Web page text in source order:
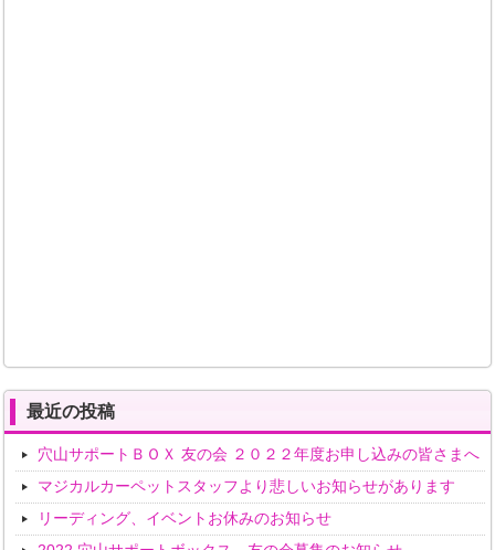
最近の投稿
穴山サポートＢＯＸ 友の会 ２０２２年度お申し込みの皆さまへ
マジカルカーペットスタッフより悲しいお知らせがあります
リーディング、イベントお休みのお知らせ